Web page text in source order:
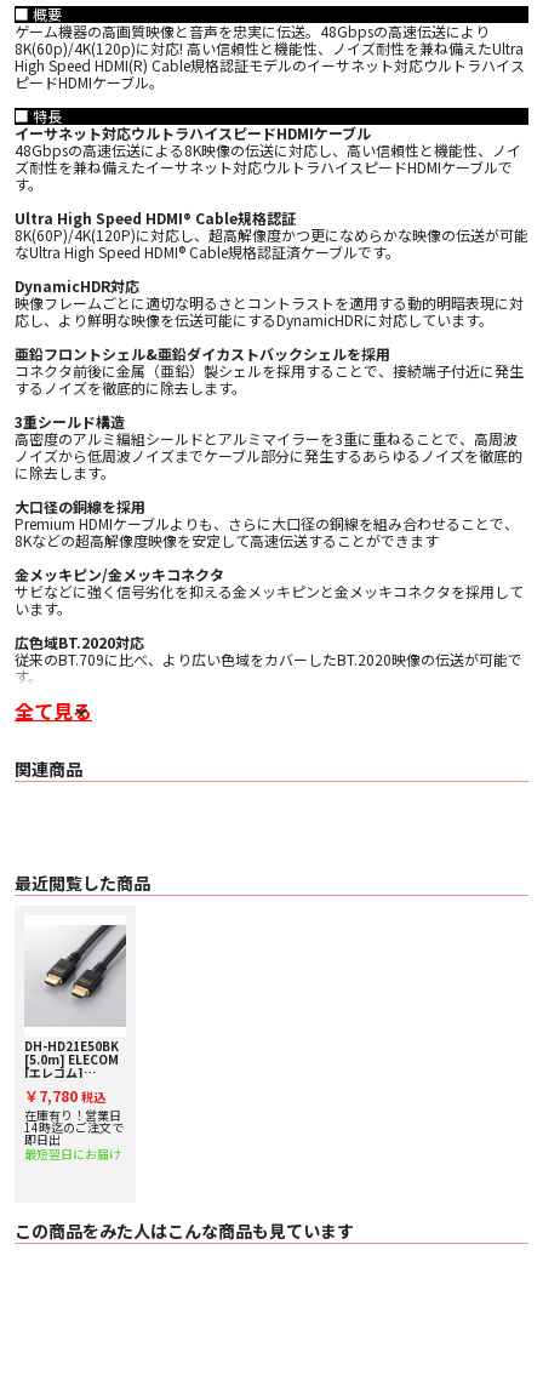
■ 概要
ゲーム機器の高画質映像と音声を忠実に伝送。48Gbpsの高速伝送により
8K(60p)/4K(120p)に対応! 高い信頼性と機能性、ノイズ耐性を兼ね備えたUltra
High Speed HDMI(R) Cable規格認証モデルのイーサネット対応ウルトラハイス
ピードHDMIケーブル。
■ 特長
イーサネット対応ウルトラハイスピードHDMIケーブル
48Gbpsの高速伝送による8K映像の伝送に対応し、高い信頼性と機能性、ノイ
ズ耐性を兼ね備えたイーサネット対応ウルトラハイスピードHDMIケーブルで
す。
Ultra High Speed HDMI® Cable規格認証
8K(60P)/4K(120P)に対応し、超高解像度かつ更になめらかな映像の伝送が可能
なUltra High Speed HDMI® Cable規格認証済ケーブルです。
DynamicHDR対応
映像フレームごとに適切な明るさとコントラストを適用する動的明暗表現に対
応し、より鮮明な映像を伝送可能にするDynamicHDRに対応しています。
亜鉛フロントシェル&亜鉛ダイカストバックシェルを採用
コネクタ前後に金属（亜鉛）製シェルを採用することで、接続端子付近に発生
するノイズを徹底的に除去します。
3重シールド構造
高密度のアルミ編組シールドとアルミマイラーを3重に重ねることで、高周波
ノイズから低周波ノイズまでケーブル部分に発生するあらゆるノイズを徹底的
に除去します。
大口径の銅線を採用
Premium HDMIケーブルよりも、さらに大口径の銅線を組み合わせることで、
8Kなどの超高解像度映像を安定して高速伝送することができます
金メッキピン/金メッキコネクタ
サビなどに強く信号劣化を抑える金メッキピンと金メッキコネクタを採用して
います。
広色域BT.2020対応
従来のBT.709に比べ、より広い色域をカバーしたBT.2020映像の伝送が可能で
す。
eARC対応
eARC対応により、高ビットレート(192kHz 24-bit)と、非圧縮の5.1chと7.1ch
ゲームモードVRR
1本のケーブルで、映像信号と音声信号をデジタルのままで高速伝送するだけ
でなく、イーサネット信号の双方向通信を実現します。
HEC（HDMIイーサネットチャンネル）対応
100Mbpsのイーサネット通信を実現する、HEC（HDMIイーサネットチャンネ
ル）に対応しています。
Dolby Vision®に対応
伝送することができるDolby Vision®に対応しています。
EU RoHS指令準拠
EU RoHS指令とは電気・電子機器に関する特定有害物質の使用制限について
EU(欧州連合)が決めた指令です。
鉛(Pb)、水銀(Hg)、カドミウム(Cd)、六価クロム(Cr6+)、ポリ臭化ビフェニー
ル(PBB)、ポリ臭化ジフェニルエーテル(PBDE)、フタル酸ビス(2-エチルヘキシ
■ 仕様
〇 対応機種 HDMI（タイプA・19ピン)側：HDMI入力端子を持つ液晶テレビ、プ
全て見る
関連商品
最近閲覧した商品
DH-HD21E50BK
[5.0m] ELECOM
[エレコム]
対応HDMIケーブ
ル
￥7,780 税込
在庫有り！営業日
14時迄のご注文で
即日出
最短翌日にお届け
この商品をみた人はこんな商品も見ています